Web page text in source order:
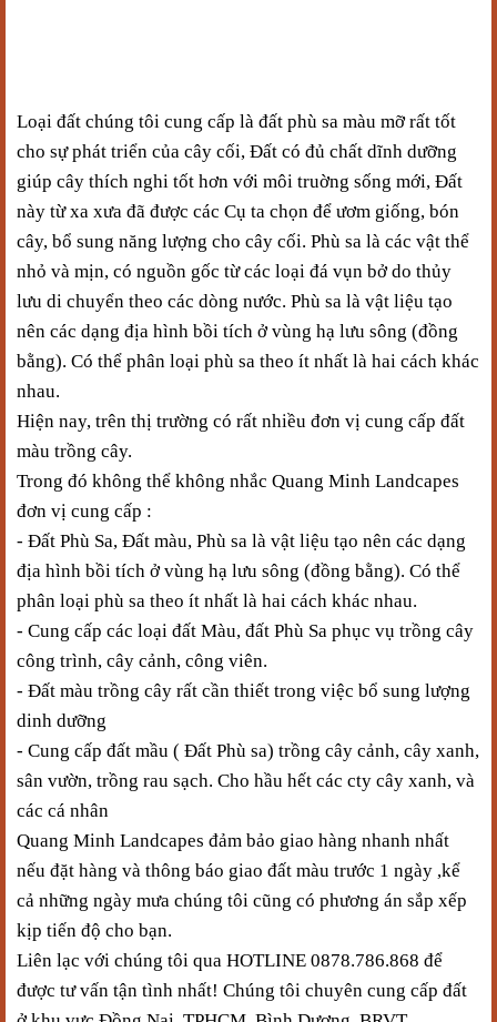
Loại đất chúng tôi cung cấp là đất phù sa màu mỡ rất tốt
cho sự phát triển của cây cối, Đất có đủ chất dĩnh dưỡng
giúp cây thích nghi tốt hơn với môi truờng sống mới, Đất
này từ xa xưa đã được các Cụ ta chọn để ươm giống, bón
cây, bổ sung năng lượng cho cây cối. Phù sa là các vật thể
nhỏ và mịn, có nguồn gốc từ các loại đá vụn bở do thủy
lưu di chuyển theo các dòng nước. Phù sa là vật liệu tạo
nên các dạng địa hình bồi tích ở vùng hạ lưu sông (đồng
bằng). Có thể phân loại phù sa theo ít nhất là hai cách khác
nhau.
Hiện nay, trên thị trường có rất nhiều đơn vị cung cấp đất
màu trồng cây.
Trong đó không thể không nhắc Quang Minh Landcapes
đơn vị cung cấp :
- Đất Phù Sa, Đất màu, Phù sa là vật liệu tạo nên các dạng
địa hình bồi tích ở vùng hạ lưu sông (đồng bằng). Có thể
phân loại phù sa theo ít nhất là hai cách khác nhau.
- Cung cấp các loại đất Màu, đất Phù Sa phục vụ trồng cây
công trình, cây cảnh, công viên.
- Đất màu trồng cây rất cần thiết trong việc bổ sung lượng
dinh dưỡng
- Cung cấp đất mầu ( Đất Phù sa) trồng cây cảnh, cây xanh,
sân vườn, trồng rau sạch. Cho hầu hết các cty cây xanh, và
các cá nhân
Quang Minh Landcapes đảm bảo giao hàng nhanh nhất
nếu đặt hàng và thông báo giao đất màu trước 1 ngày ,kể
cả những ngày mưa chúng tôi cũng có phương án sắp xếp
kịp tiến độ cho bạn.
Liên lạc với chúng tôi qua HOTLINE 0878.786.868 để
được tư vấn tận tình nhất! Chúng tôi chuyên cung cấp đất